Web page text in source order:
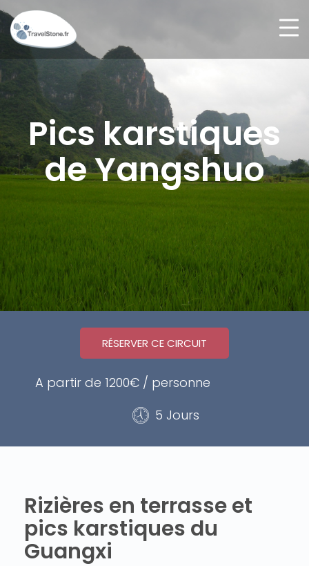
Pics karstiques
de Yangshuo
RÉSERVER CE CIRCUIT
A partir de 1200€ / personne
5 Jours
Rizières en terrasse et
pics karstiques du
Guangxi